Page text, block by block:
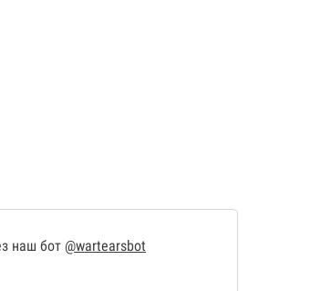
наш бот @wartearsbot